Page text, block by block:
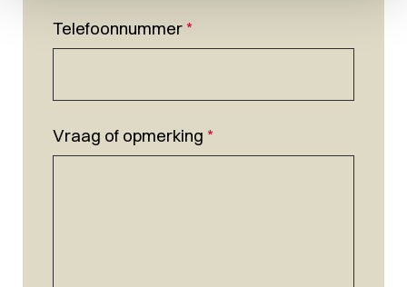
Telefoonnummer*
Vraag of opmerking *